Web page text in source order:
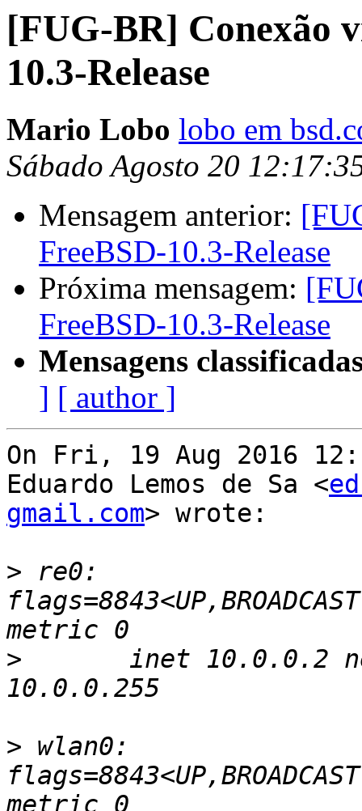
[FUG-BR] Conexão
10.3-Release
Mario Lobo lobo em
Sábado Agosto 20
Mensagem anterior:
FreeBSD-10.3-Release
Próxima mensagem:
FreeBSD-10.3-Release
Mensagens
] [ author ]
On Fri, 19 Aug 2016
Eduardo Lemos de Sa <
gmail.com> wrote:
> re0:
>
inet 10.0.0.2
> wlan0: